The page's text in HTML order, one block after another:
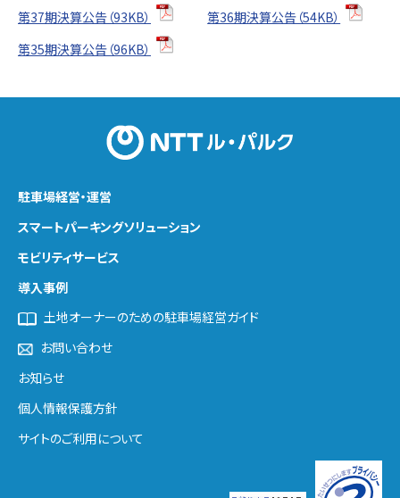
第37期決算公告（93KB）
第36期決算公告（54KB）
第35期決算公告（96KB）
駐車場経営・運営
スマートパーキングソリューション
モビリティサービス
導入事例
土地オーナーのための駐車場経営ガイド
お問い合わせ
お知らせ
個人情報保護方針
サイトのご利用について